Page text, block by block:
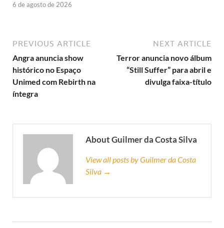
6 de agosto de 2026
PREVIOUS ARTICLE
Angra anuncia show
histórico no Espaço
Unimed com Rebirth na
íntegra
NEXT ARTICLE
Terror anuncia novo álbum
“Still Suffer” para abril e
divulga faixa-título
About Guilmer da Costa Silva
View all posts by Guilmer da Costa
Silva →